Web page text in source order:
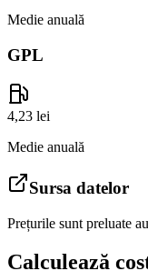
Medie anuală
GPL
4,23 lei
Medie anuală
Sursa datelor
Prețurile sunt preluate
Calculează